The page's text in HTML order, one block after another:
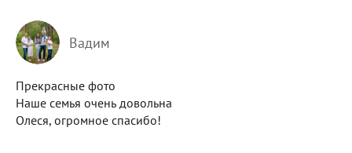
Вадим
Прекрасные фото
Наше семья очень довольна
Олеся, огромное спасибо!